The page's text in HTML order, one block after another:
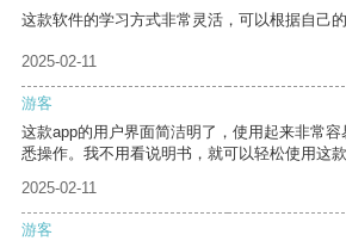
这款软件的学习方式非常灵活，可以根据自己
2025-02-11
游客
这款app的用户界面简洁明了，使用起来非常
悉操作。我不用看说明书，就可以轻松使用这款
2025-02-11
游客